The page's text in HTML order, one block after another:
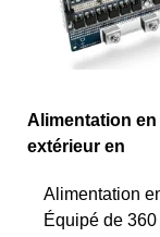
Alimentation
extérieur en
Alimentation
Équipé de